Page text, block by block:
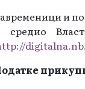
и
средио